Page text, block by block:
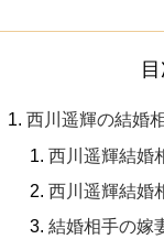
西川遥輝の結婚
西川遥輝結婚
西川遥輝結婚
結婚相手の嫁